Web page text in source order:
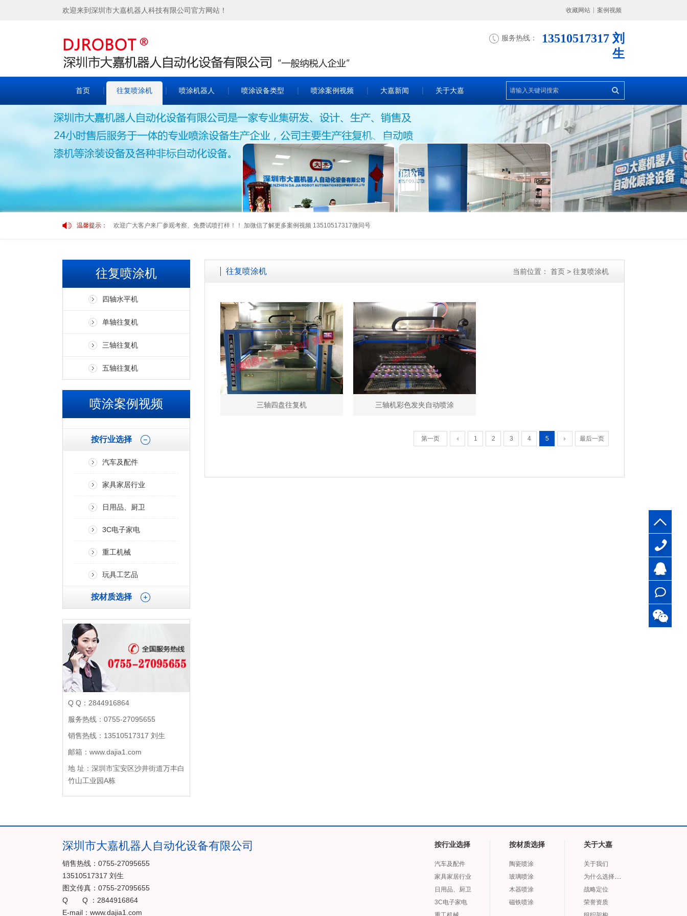
欢迎来到深圳市大嘉机器人科技有限公司官方网站！ 收藏网站 案例视频
服务热线：
13510517317 刘
生
首页 往复喷涂机 喷涂机器人 喷涂设备类型 喷涂案例视频 大嘉新闻 关于大嘉
温馨提示：
欢迎广大客户来厂参观考察、免费试喷打样！！ 加微信了解更多案例视频 13510517317微同号
欢迎广大客户来厂参观考察、免费试喷打样！！ 加微信了解更多案例视频 13510517317微同号
往复喷涂机
四轴水平机
单轴往复机
三轴往复机
五轴往复机
喷涂案例视频
按行业选择
汽车及配件
家具家居行业
日用品、厨卫
3C电子家电
重工机械
玩具工艺品
按材质选择
Q Q：2844916864
服务热线：0755-27095655
销售热线：13510517317 刘生
邮箱：www.dajia1.com
地 址：深圳市宝安区沙井街道万丰白
竹山工业园A栋
往复喷涂机 当前位置： 首页 > 往复喷涂机
三轴四盘往复机 三轴机彩色发夹自动喷涂
第一页 1 2 3 4 5 最后一页
深圳市大嘉机器人自动化设备有限公司
销售热线：0755-27095655
13510517317 刘生
图文传真：0755-27095655
Q Q ：2844916864
E-mail：www.dajia1.com
按行业选择
汽车及配件
家具家居行业
日用品、厨卫
3C电子家电
按材质选择
陶瓷喷涂
玻璃喷涂
木器喷涂
磁铁喷涂
关于大嘉
关于我们
战略定位
荣誉资质
刘生
QQ
客服
在线